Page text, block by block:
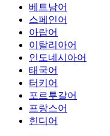
베트남어
스페인어
아랍어
이탈리아어
인도네시아어
태국어
터키어
포르투갈어
프랑스어
힌디어